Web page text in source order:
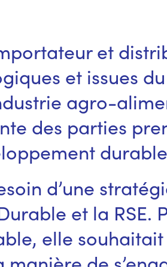
et
et issues
agro-
des parties
d’une
et la RSE.
elle